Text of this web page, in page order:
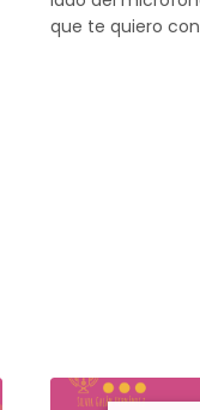
que te quiero